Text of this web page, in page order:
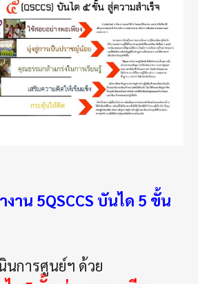
าน 5QSCCS บันได 5 ขั้น
นการศูนย์ฯ ด้วย